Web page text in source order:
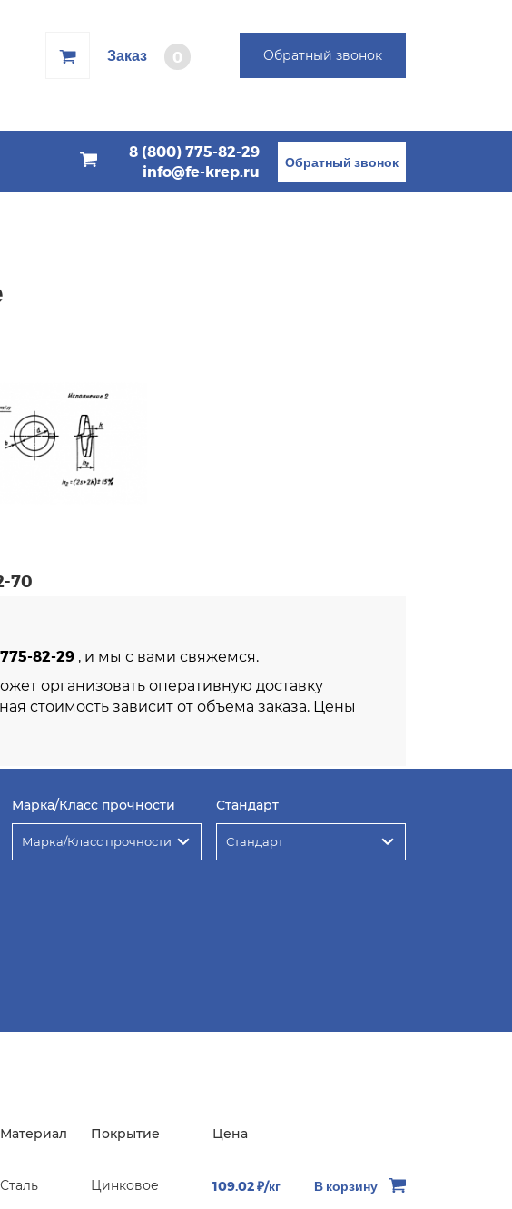
Заказ 0 Обратный звонок
8 (800) 775-82-29
info@fe-krep.ru
Обратный звонок
70
82-29 , и мы с вами свяжемся.
организовать оперативную доставку
стоимость зависит от объема заказа. Цены
Марка/Класс прочности
Марка/Класс прочности
Стандарт
Стандарт
Материал Покрытие Цена
Сталь Цинковое 109.02 ₽/кг В корзину